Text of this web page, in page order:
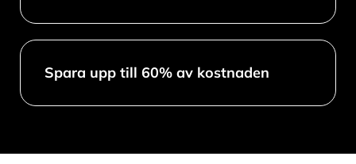
Spara upp till 60% av kostnaden